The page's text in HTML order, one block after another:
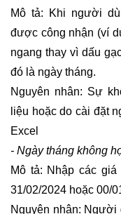
Mô tả: Khi người
được công nhận (ví
ngang thay vì dấu
đó là ngày tháng.
Nguyên nhân: Sự
liệu hoặc do cài đặt
Excel
- Ngày tháng không
Mô tả: Nhập các
31/02/2024 hoặc 00/
Nguyên nhân: Người